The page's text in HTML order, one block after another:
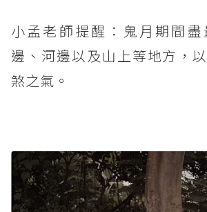
小孟老師提醒：鬼月期間
邊、河邊以及山上等地方，
煞之氣。